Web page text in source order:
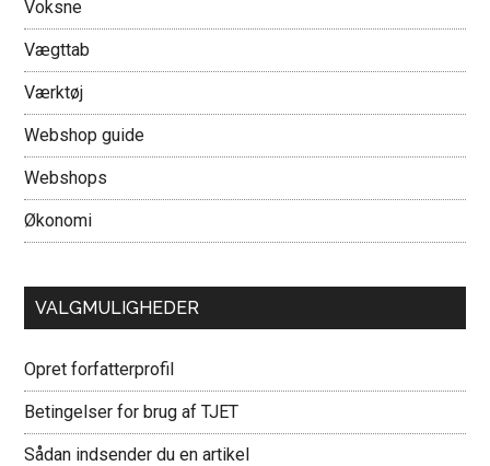
Voksne
Vægttab
Værktøj
Webshop guide
Webshops
Økonomi
VALGMULIGHEDER
Opret forfatterprofil
Betingelser for brug af TJET
Sådan indsender du en artikel